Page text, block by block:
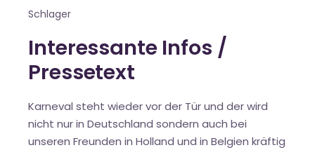
Schlager
Interessante Infos /
Pressetext
Karneval steht wieder vor der Tür und der wird
nicht nur in Deutschland sondern auch bei
unseren Freunden in Holland und in Belgien kräftig